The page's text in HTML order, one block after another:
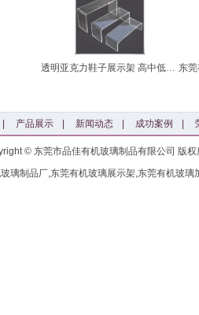
透明亚克力鞋子展示架 高中低亚克
产品展示 新闻动态 成功案例
© 东莞市品佳有机玻璃制品有限公司 版
璃制品厂,东莞有机玻璃展示架,东莞有机玻